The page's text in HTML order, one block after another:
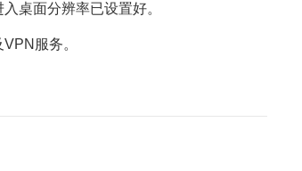
桌面分辨率已设置好。
服务。